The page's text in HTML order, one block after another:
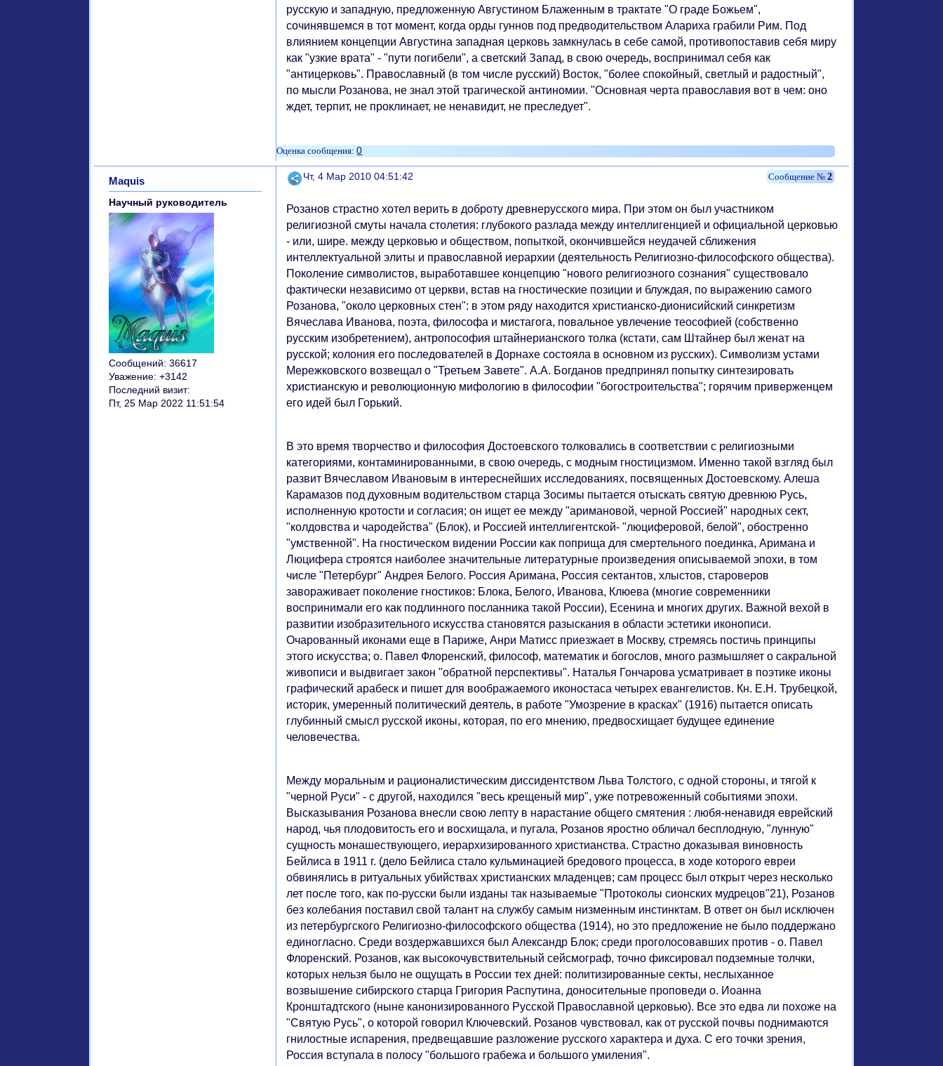
русскую и западную, предложенную Августином Блаженным в трактате "О граде Божьем",
сочинявшемся в тот момент, когда орды гуннов под предводительством Алариха грабили Рим. Под
влиянием концепции Августина западная церковь замкнулась в себе самой, противопоставив себя миру
как "узкие врата" - "пути погибели", а светский Запад, в свою очередь, воспринимал себя как
"антицерковь". Православный (в том числе русский) Восток, "более спокойный, светлый и радостный",
по мысли Розанова, не знал этой трагической антиномии. "Основная черта православия вот в чем: оно
ждет, терпит, не проклинает, не ненавидит, не преследует".
0
Поделиться 2
Чт, 4 Мар 2010 04:51:42
Maquis
Научный руководитель
Сообщений: 36617
Уважение: +3142
Последний визит:
Пт, 25 Мар 2022 11:51:54
Розанов страстно хотел верить в доброту древнерусского мира. При этом он был участником
религиозной смуты начала столетия: глубокого разлада между интеллигенцией и официальной церковью
- или, шире. между церковью и обществом, попыткой, окончившейся неудачей сближения
интеллектуальной элиты и православной иерархии (деятельность Религиозно-философского общества).
Поколение символистов, выработавшее концепцию "нового религиозного сознания" существовало
фактически независимо от церкви, встав на гностические позиции и блуждая, по выражению самого
Розанова, "около церковных стен": в этом ряду находится христианско-дионисийский синкретизм
Вячеслава Иванова, поэта, философа и мистагога, повальное увлечение теософией (собственно
русским изобретением), антропософия штайнерианского толка (кстати, сам Штайнер был женат на
русской; колония его последователей в Дорнахе состояла в основном из русских). Символизм устами
Мережковского возвещал о "Третьем Завете". А.А. Богданов предпринял попытку синтезировать
христианскую и революционную мифологию в философии "богостроительства"; горячим приверженцем
его идей был Горький.
В это время творчество и философия Достоевского толковались в соответствии с религиозными
категориями, контаминированными, в свою очередь, с модным гностицизмом. Именно такой взгляд был
развит Вячеславом Ивановым в интереснейших исследованиях, посвященных Достоевскому. Алеша
Карамазов под духовным водительством старца Зосимы пытается отыскать святую древнюю Русь,
исполненную кротости и согласия; он ищет ее между "аримановой, черной Россией" народных сект,
"колдовства и чародейства" (Блок), и Россией интеллигентской- "люциферовой, белой", обостренно
"умственной". На гностическом видении России как поприща для смертельного поединка, Аримана и
Люцифера строятся наиболее значительные литературные произведения описываемой эпохи, в том
числе "Петербург" Андрея Белого. Россия Аримана, Россия сектантов, хлыстов, староверов
завораживает поколение гностиков: Блока, Белого, Иванова, Клюева (многие современники
воспринимали его как подлинного посланника такой России), Есенина и многих других. Важной вехой в
развитии изобразительного искусства становятся разыскания в области эстетики иконописи.
Очарованный иконами еще в Париже, Анри Матисс приезжает в Москву, стремясь постичь принципы
этого искусства; о. Павел Флоренский, философ, математик и богослов, много размышляет о сакральной
живописи и выдвигает закон "обратной перспективы". Наталья Гончарова усматривает в поэтике иконы
графический арабеск и пишет для воображаемого иконостаса четырех евангелистов. Кн. Е.Н. Трубецкой,
историк, умеренный политический деятель, в работе "Умозрение в красках" (1916) пытается описать
глубинный смысл русской иконы, которая, по его мнению, предвосхищает будущее единение
человечества.
Между моральным и рационалистическим диссидентством Льва Толстого, с одной стороны, и тягой к
"черной Руси" - с другой, находился "весь крещеный мир", уже потревоженный событиями эпохи.
Высказывания Розанова внесли свою лепту в нарастание общего смятения : любя-ненавидя еврейский
народ, чья плодовитость его и восхищала, и пугала, Розанов яростно обличал бесплодную, "лунную"
сущность монашествующего, иерархизированного христианства. Страстно доказывая виновность
Бейлиса в 1911 г. (дело Бейлиса стало кульминацией бредового процесса, в ходе которого евреи
обвинялись в ритуальных убийствах христианских младенцев; сам процесс был открыт через несколько
лет после того, как по-русски были изданы так называемые "Протоколы сионских мудрецов"21), Розанов
без колебания поставил свой талант на службу самым низменным инстинктам. В ответ он был исключен
из петербургского Религиозно-философского общества (1914), но это предложение не было поддержано
единогласно. Среди воздержавшихся был Александр Блок; среди проголосовавших против - о. Павел
Флоренский. Розанов, как высокочувствительный сейсмограф, точно фиксировал подземные толчки,
которых нельзя было не ощущать в России тех дней: политизированные секты, неслыханное
возвышение сибирского старца Григория Распутина, доносительные проповеди о. Иоанна
Кронштадтского (ныне канонизированного Русской Православной церковью). Все это едва ли похоже на
"Святую Русь", о которой говорил Ключевский. Розанов чувствовал, как от русской почвы поднимаются
гнилостные испарения, предвещавшие разложение русского характера и духа. С его точки зрения,
Россия вступала в полосу "большого грабежа и большого умиления".